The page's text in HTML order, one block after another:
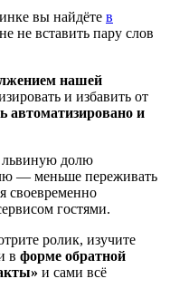
вы найдёте в
не вставить пару слов
нашей
и избавить от
автоматизировано и
львиную долю
— меньше переживать
своевременно
гостями.
ролик, изучите
в форме обратной
и сами всё